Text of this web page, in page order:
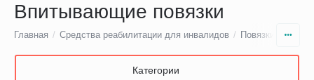
Впитывающие повязки
Главная / Средства реабилитации для инвалидов / Повязки для
Категории